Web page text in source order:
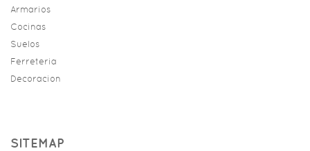
Armarios
Cocinas
Suelos
Ferreteria
Decoracion
SITEMAP